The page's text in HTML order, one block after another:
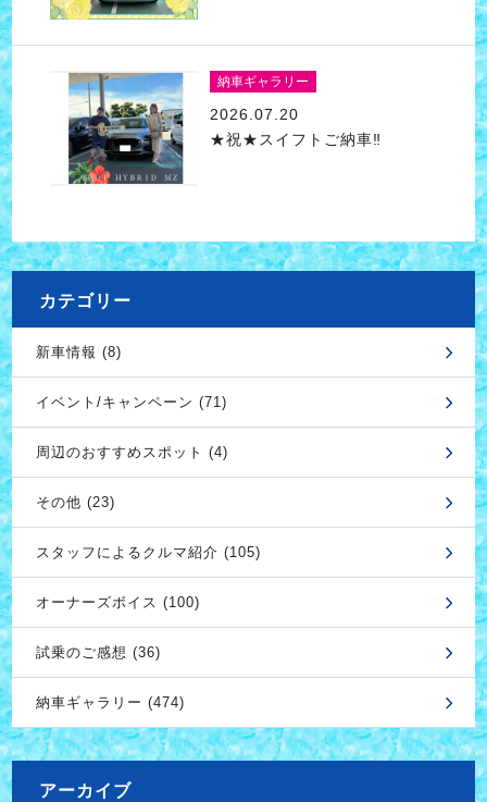
納車ギャラリー
2026.07.20
★祝★スイフトご納車‼
カテゴリー
新車情報 (8)
イベント/キャンペーン (71)
周辺のおすすめスポット (4)
その他 (23)
スタッフによるクルマ紹介 (105)
オーナーズボイス (100)
試乗のご感想 (36)
納車ギャラリー (474)
アーカイブ